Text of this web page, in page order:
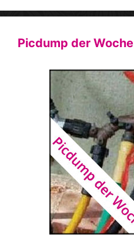
Picdump der Woche